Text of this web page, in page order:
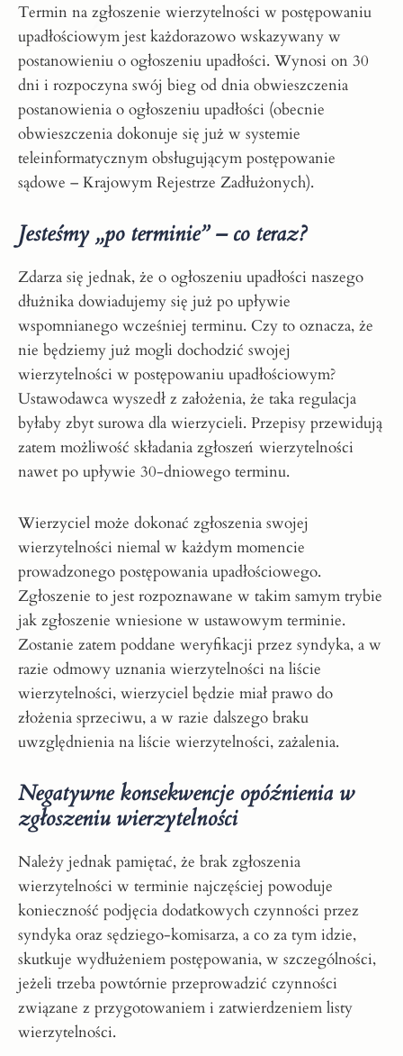
Termin na zgłoszenie wierzytelności w postępowaniu
upadłościowym jest każdorazowo wskazywany w
postanowieniu o ogłoszeniu upadłości. Wynosi on 30
dni i rozpoczyna swój bieg od dnia obwieszczenia
postanowienia o ogłoszeniu upadłości (obecnie
obwieszczenia dokonuje się już w systemie
teleinformatycznym obsługującym postępowanie
sądowe – Krajowym Rejestrze Zadłużonych).
Jesteśmy „po terminie” – co teraz?
Zdarza się jednak, że o ogłoszeniu upadłości naszego
dłużnika dowiadujemy się już po upływie
wspomnianego wcześniej terminu. Czy to oznacza, że
nie będziemy już mogli dochodzić swojej
wierzytelności w postępowaniu upadłościowym?
Ustawodawca wyszedł z założenia, że taka regulacja
byłaby zbyt surowa dla wierzycieli. Przepisy przewidują
zatem możliwość składania zgłoszeń wierzytelności
nawet po upływie 30-dniowego terminu.
Wierzyciel może dokonać zgłoszenia swojej
wierzytelności niemal w każdym momencie
prowadzonego postępowania upadłościowego.
Zgłoszenie to jest rozpoznawane w takim samym trybie
jak zgłoszenie wniesione w ustawowym terminie.
Zostanie zatem poddane weryfikacji przez syndyka, a w
razie odmowy uznania wierzytelności na liście
wierzytelności, wierzyciel będzie miał prawo do
złożenia sprzeciwu, a w razie dalszego braku
uwzględnienia na liście wierzytelności, zażalenia.
Negatywne konsekwencje opóźnienia w
zgłoszeniu wierzytelności
Należy jednak pamiętać, że brak zgłoszenia
wierzytelności w terminie najczęściej powoduje
konieczność podjęcia dodatkowych czynności przez
syndyka oraz sędziego-komisarza, a co za tym idzie,
skutkuje wydłużeniem postępowania, w szczególności,
jeżeli trzeba powtórnie przeprowadzić czynności
związane z przygotowaniem i zatwierdzeniem listy
wierzytelności.